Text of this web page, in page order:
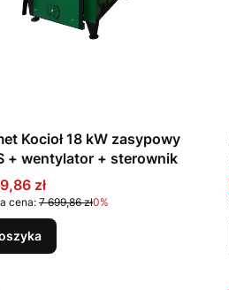
Kocioł 18 kW zasypowy
UNI DS + wentylator + sterownik
promocyjna
zł
cena:7 699,86 zł0%